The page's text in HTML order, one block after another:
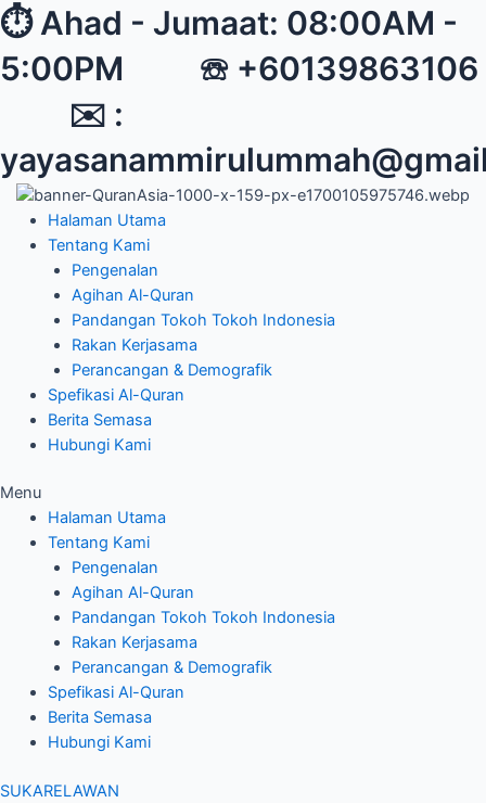
Skip
to
content
⏱︎ Ahad - Jumaat: 08:00AM -
5:00PM ☏ +60139863106
✉︎ :
Halaman Utama
Tentang Kami
Pengenalan
Agihan Al-Quran
Pandangan Tokoh Tokoh Indonesia
Rakan Kerjasama
Perancangan & Demografik
Spefikasi Al-Quran
Berita Semasa
Hubungi Kami
Menu
Halaman Utama
Tentang Kami
Pengenalan
Agihan Al-Quran
Pandangan Tokoh Tokoh Indonesia
Rakan Kerjasama
Perancangan & Demografik
Spefikasi Al-Quran
Berita Semasa
Hubungi Kami
SUKARELAWAN
Post
navigation